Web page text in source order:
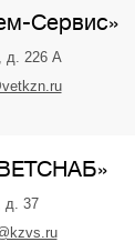
Сервис»
д. 226 А
д. 37